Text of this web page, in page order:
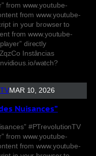
from www.youtube-
from www.youtube-
in your browser to
from www.youtube-
directly
Instâncias
watch?
MAR 10, 2026
Nuisances”
#PTrevolutionTV
from www.youtube-
from www.youtube-